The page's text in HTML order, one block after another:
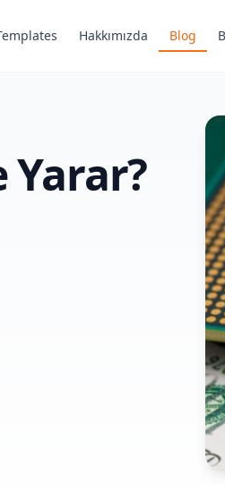
Hakkımızda Blog
Yarar?